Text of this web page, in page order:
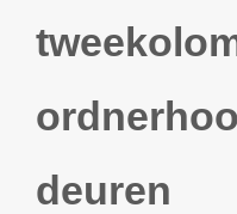
deuren